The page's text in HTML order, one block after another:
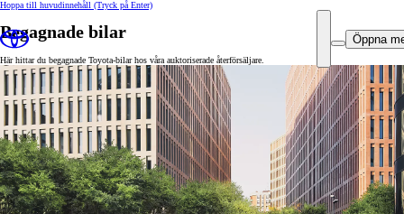
Hoppa till huvudinnehåll (Tryck på Enter)
Öppna
Begagnade bilar
Här hittar du begagnade Toyota-bilar hos våra auktoriserade återförsäljare.